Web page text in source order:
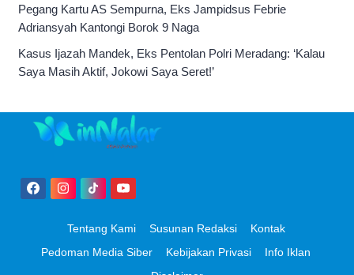
Pegang Kartu AS Sempurna, Eks Jampidsus Febrie
Adriansyah Kantongi Borok 9 Naga
Kasus Ijazah Mandek, Eks Pentolan Polri Meradang: ‘Kalau
Saya Masih Aktif, Jokowi Saya Seret!’
Tentang Kami Susunan Redaksi
Kontak
Pedoman Media Siber
Kebijakan Privasi
Info Iklan